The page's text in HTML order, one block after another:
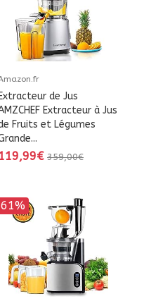
Extracteur de Jus
Extracteur à Jus
Fruits et Légumes
359,00€